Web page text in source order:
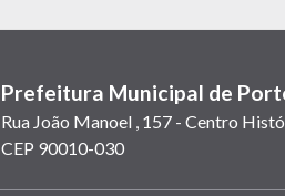
Prefeitura Municipal de
Rua João Manoel , 157 - Centro
CEP 90010-030